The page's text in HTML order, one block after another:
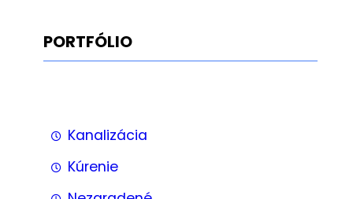
PORTFÓLIO
Kanalizácia
Kúrenie